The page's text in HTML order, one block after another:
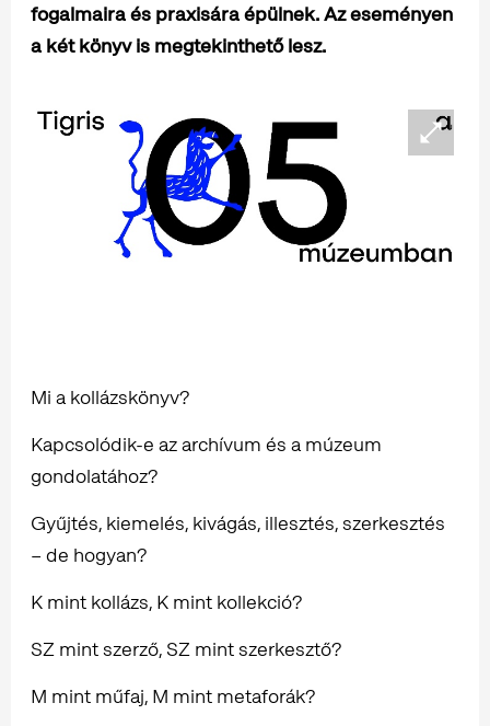
fogalmaira és praxisára épülnek. Az eseményen
a két könyv is megtekinthető lesz.
Mi a kollázskönyv?
Kapcsolódik-e az archívum és a múzeum
gondolatához?
Gyűjtés, kiemelés, kivágás, illesztés, szerkesztés
– de hogyan?
K mint kollázs, K mint kollekció?
SZ mint szerző, SZ mint szerkesztő?
M mint műfaj, M mint metaforák?